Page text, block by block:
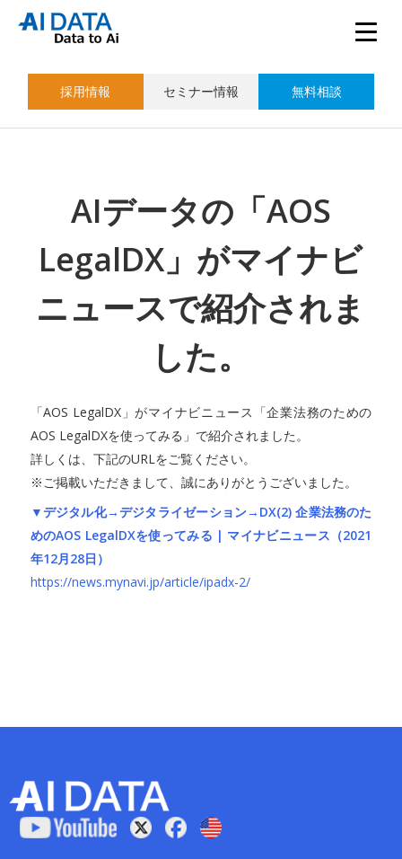
採用情報 セミナー情報 無料相談
AIデータの「AOS
LegalDX」がマイナビ
ニュースで紹介されま
した。
「AOS LegalDX」がマイナビニュース「企業法務のための
AOS LegalDXを使ってみる」で紹介されました。
詳しくは、下記のURLをご覧ください。
※ご掲載いただきまして、誠にありがとうございました。
▼デジタル化→デジタライゼーション→DX(2) 企業法務のた
めのAOS LegalDXを使ってみる | マイナビニュース（2021
年12月28日）
https://news.mynavi.jp/article/ipadx-2/